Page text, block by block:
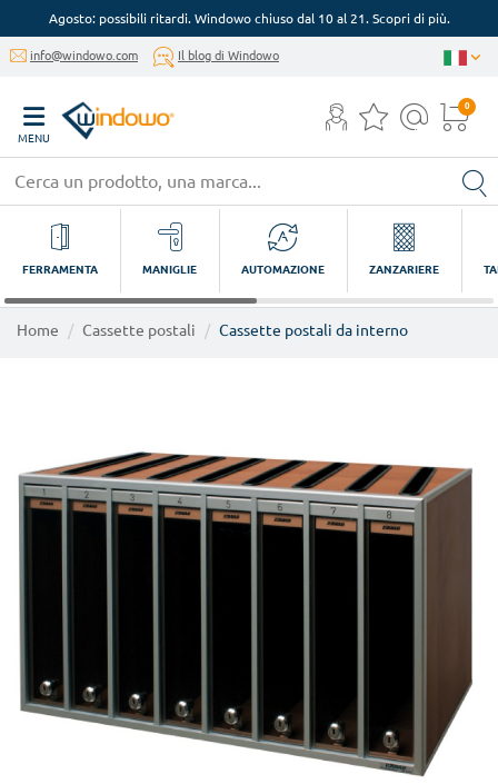
Agosto: possibili ritardi. Windowo chiuso dal 10 al 21. Scopri di più.
info@windowo.com Il blog di Windowo
MENU
0
FERRAMENTA MANIGLIE AUTOMAZIONE ZANZARIERE
Home Cassette postali Cassette postali da interno